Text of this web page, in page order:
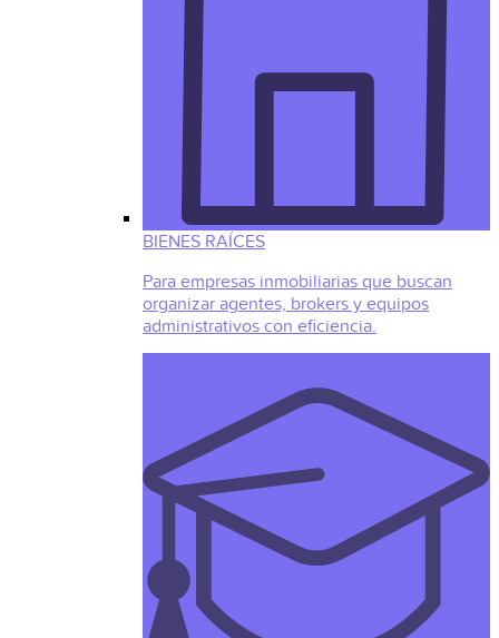
BIENES RAÍCES
Para empresas inmobiliarias que buscan
organizar agentes, brokers y equipos
administrativos con eficiencia.